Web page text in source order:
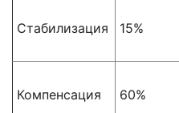
Стабилизация 15%
Компенсация 60%